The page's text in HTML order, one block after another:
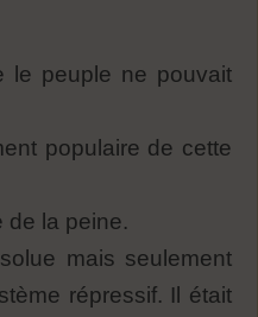
le peuple ne pouvait
populaire de cette
de la peine.
mais seulement
répressif. Il était